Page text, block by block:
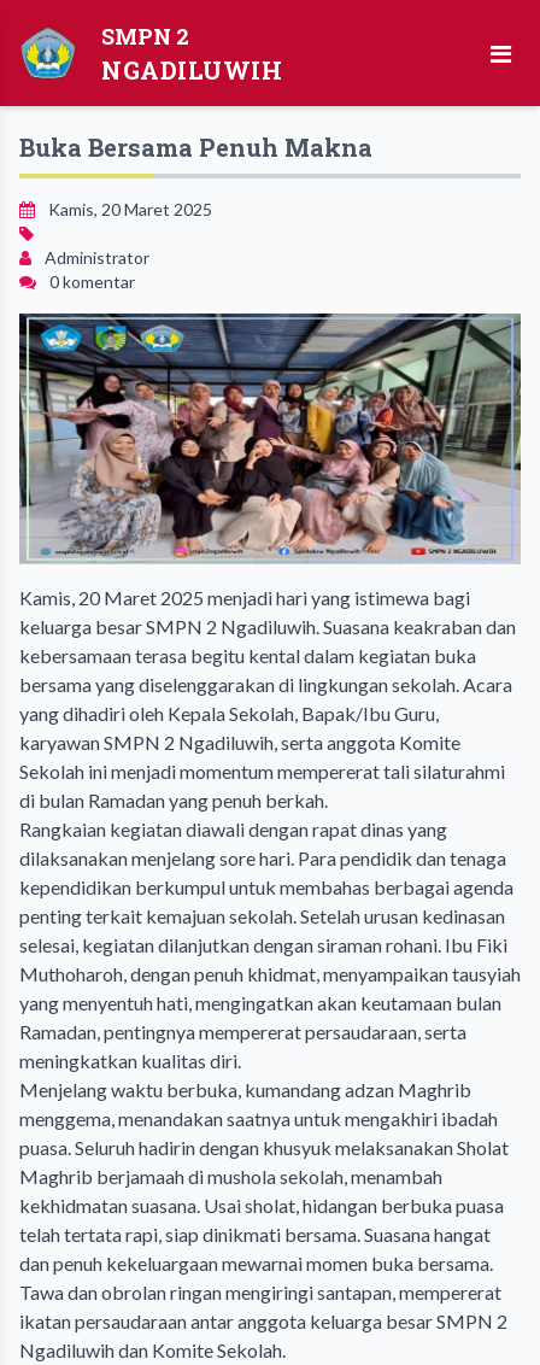
SMPN 2
NGADILUWIH
Buka Bersama Penuh Makna
Kamis, 20 Maret 2025
Administrator
0 komentar
Kamis, 20 Maret 2025 menjadi hari yang istimewa bagi
keluarga besar SMPN 2 Ngadiluwih. Suasana keakraban dan
kebersamaan terasa begitu kental dalam kegiatan buka
bersama yang diselenggarakan di lingkungan sekolah. Acara
yang dihadiri oleh Kepala Sekolah, Bapak/Ibu Guru,
karyawan SMPN 2 Ngadiluwih, serta anggota Komite
Sekolah ini menjadi momentum mempererat tali silaturahmi
di bulan Ramadan yang penuh berkah.
Rangkaian kegiatan diawali dengan rapat dinas yang
dilaksanakan menjelang sore hari. Para pendidik dan tenaga
kependidikan berkumpul untuk membahas berbagai agenda
penting terkait kemajuan sekolah. Setelah urusan kedinasan
selesai, kegiatan dilanjutkan dengan siraman rohani. Ibu Fiki
Muthoharoh, dengan penuh khidmat, menyampaikan tausyiah
yang menyentuh hati, mengingatkan akan keutamaan bulan
Ramadan, pentingnya mempererat persaudaraan, serta
meningkatkan kualitas diri.
Menjelang waktu berbuka, kumandang adzan Maghrib
menggema, menandakan saatnya untuk mengakhiri ibadah
puasa. Seluruh hadirin dengan khusyuk melaksanakan Sholat
Maghrib berjamaah di mushola sekolah, menambah
kekhidmatan suasana. Usai sholat, hidangan berbuka puasa
telah tertata rapi, siap dinikmati bersama. Suasana hangat
dan penuh kekeluargaan mewarnai momen buka bersama.
Tawa dan obrolan ringan mengiringi santapan, mempererat
ikatan persaudaraan antar anggota keluarga besar SMPN 2
Ngadiluwih dan Komite Sekolah.